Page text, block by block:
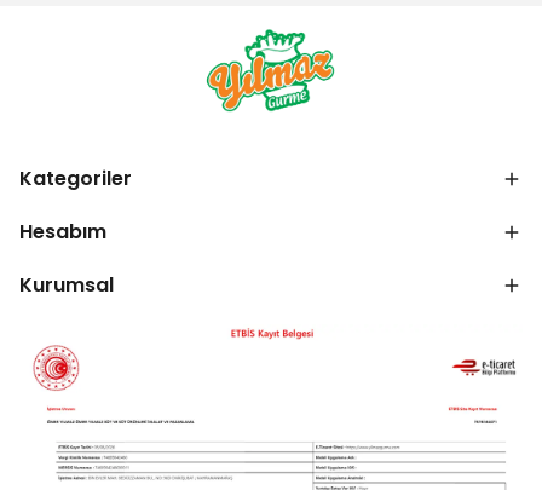
Kategoriler
Hesabım
Kurumsal